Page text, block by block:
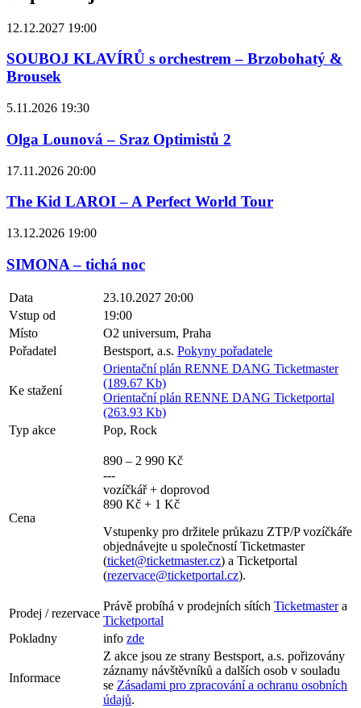
12.12.2027 19:00
SOUBOJ KLAVÍRŮ s orchestrem – Brzobohatý &
Brousek
5.11.2026 19:30
Olga Lounová – Sraz Optimistů 2
17.11.2026 20:00
The Kid LAROI – A Perfect World Tour
13.12.2026 19:00
SIMONA – tichá noc
Data
23.10.2027 20:00
Vstup od
19:00
Místo
O2 universum, Praha
Pořadatel
Bestsport, a.s. Pokyny pořadatele
Ke stažení
Orientační plán RENNE DANG Ticketmaster
(189.67 Kb)
Orientační plán RENNE DANG Ticketportal
(263.93 Kb)
Typ akce
Pop, Rock
Cena
890 – 2 990 Kč
---
vozíčkář + doprovod
890 Kč + 1 Kč
Vstupenky pro držitele průkazu ZTP/P vozíčkáře
objednávejte u společností Ticketmaster
(ticket@ticketmaster.cz) a Ticketportal
(rezervace@ticketportal.cz).
Prodej / rezervace
Právě probíhá v prodejních sítích Ticketmastera
Ticketportal
Pokladny
info zde
Informace
Z akce jsou ze strany Bestsport, a.s. pořizovány
záznamy návštěvníků a dalších osob v souladu
se Zásadami pro zpracování a ochranu osobních
údajů.